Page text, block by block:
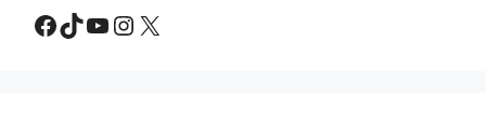
Facebook
TikTok
YouTube
Instagram
X